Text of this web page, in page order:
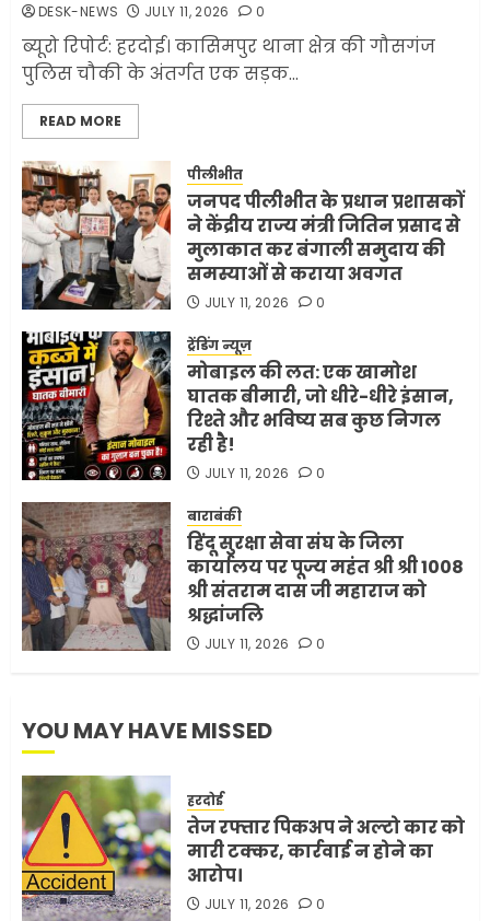
JUNE 1, 2026
3
व्यवहार क्यों?
JUNE 1, 2026 0
4
अमेरिका ने फिर से ईरान को युद्ध
समाप्त करने के लिए भेजी अपनी 5
MAY 18, 2026
5
भारत-अमेरिका व्यापार समझौता
ट्रंप ने किया एलान
FEBRUARY 3, 2026
DESK-NEWS JULY 11, 2026 0
ब्यूरो रिपोर्ट: हरदोई। कासिमपुर थाना क्षेत्र की गौसगंज
पुलिस चौकी के अंतर्गत एक सड़क...
READ MORE
पीलीभीत
जनपद पीलीभीत के प्रधान प्रशासकों
ने केंद्रीय राज्य मंत्री जितिन प्रसाद से
मुलाकात कर बंगाली समुदाय की
समस्याओं से कराया अवगत
JULY 11, 2026 0
ट्रेंडिंग न्यूज़
मोबाइल की लत: एक खामोश
घातक बीमारी, जो धीरे-धीरे इंसान,
रिश्ते और भविष्य सब कुछ निगल
रही है!
JULY 11, 2026 0
बाराबंकी
हिंदू सुरक्षा सेवा संघ के जिला
कार्यालय पर पूज्य महंत श्री श्री 1008
श्री संतराम दास जी महाराज को
श्रद्धांजलि
JULY 11, 2026 0
YOU MAY HAVE MISSED
हरदोई
तेज रफ्तार पिकअप ने अल्टो कार को
मारी टक्कर, कार्रवाई न होने का
आरोप।
JULY 11, 2026 0